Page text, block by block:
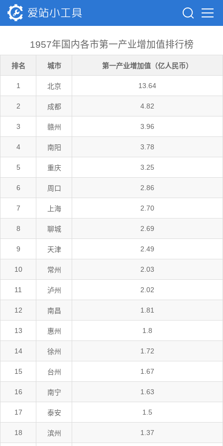
1957年国内各市第一产业增加值排行榜
排名 城市 第一产业增加值（亿人民币）
1 北京 13.64
2 成都 4.82
3 赣州 3.96
4 南阳 3.78
5 重庆 3.25
6 周口 2.86
7 上海 2.70
8 聊城 2.69
9 天津 2.49
10 常州 2.03
11 泸州 2.02
12 南昌 1.81
13 惠州 1.8
14 徐州 1.72
15 台州 1.67
16 南宁 1.63
17 泰安 1.5
18 滨州 1.37